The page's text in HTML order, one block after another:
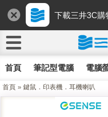
下載三井3C購
首頁 筆記型電腦 電腦
首頁 » 鍵鼠．印表機．耳機喇叭